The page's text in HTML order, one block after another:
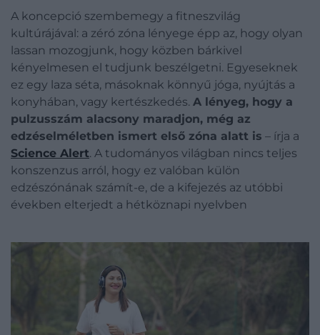
A koncepció szembemegy a fitneszvilág
kultúrájával: a zéró zóna lényege épp az, hogy olyan
lassan mozogjunk, hogy közben bárkivel
kényelmesen el tudjunk beszélgetni. Egyeseknek
ez egy laza séta, másoknak könnyű jóga, nyújtás a
konyhában, vagy kertészkedés. A lényeg, hogy a
pulzusszám alacsony maradjon, még az
edzéselméletben ismert első zóna alatt is – írja a
Science Alert. A tudományos világban nincs teljes
konszenzus arról, hogy ez valóban külön
edzészónának számít-e, de a kifejezés az utóbbi
években elterjedt a hétköznapi nyelvben